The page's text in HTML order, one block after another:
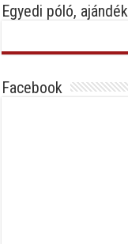
Egyedi póló, ajándék
Facebook